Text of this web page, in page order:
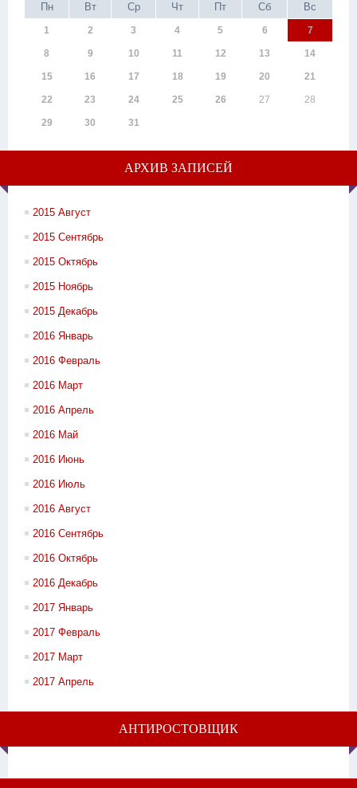
Пн
Вт Ср Чт Пт Сб Вс
1 2 3 4 5 6 7
8 9 10 11 12 13 14
15 16 17 18 19 20 21
22 23 24 25 26 27 28
29 30 31
АРХИВ ЗАПИСЕЙ
2015 Август
2015 Сентябрь
2015 Октябрь
2015 Ноябрь
2015 Декабрь
2016 Январь
2016 Февраль
2016 Март
2016 Апрель
2016 Май
2016 Июнь
2016 Июль
2016 Август
2016 Сентябрь
2016 Октябрь
2016 Декабрь
2017 Январь
2017 Февраль
2017 Март
2017 Апрель
АНТИРОСТОВЩИК